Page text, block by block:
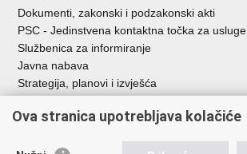
Dokumenti, zakonski i podzakonski akti
PSC - Jedinstvena kontaktna točka za usluge
Službenica za informiranje
Javna nabava
Strategija, planovi i izvješća
Ova stranica upotrebljava kolačiće